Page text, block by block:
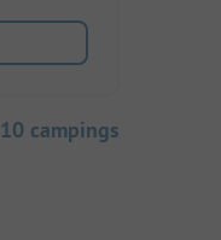
campings